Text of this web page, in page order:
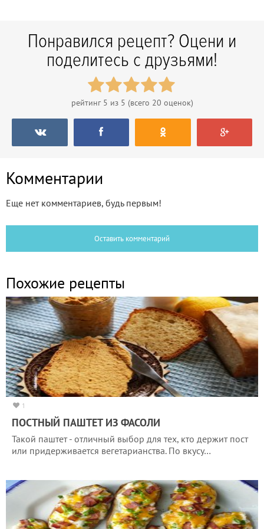
Понравился рецепт? Оцени и
поделитесь с друзьями!
рейтинг 5 из 5 (всего 20 оценок)
Комментарии
Еще нет комментариев, будь первым!
Оставить комментарий
Похожие рецепты
1
ПОСТНЫЙ ПАШТЕТ ИЗ ФАСОЛИ
Такой паштет - отличный выбор для тех, кто держит пост
или придерживается вегетарианства. По вкусу…